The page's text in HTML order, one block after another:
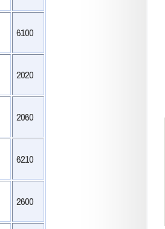
6100
2020
2060
6210
2600